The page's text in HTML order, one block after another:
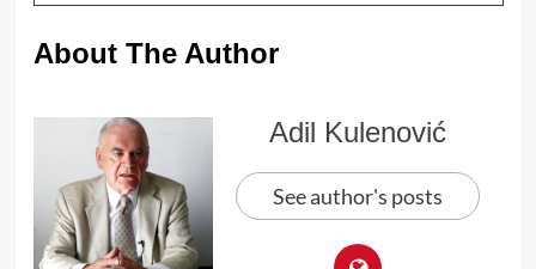
About The Author
Adil Kulenović
See author's posts